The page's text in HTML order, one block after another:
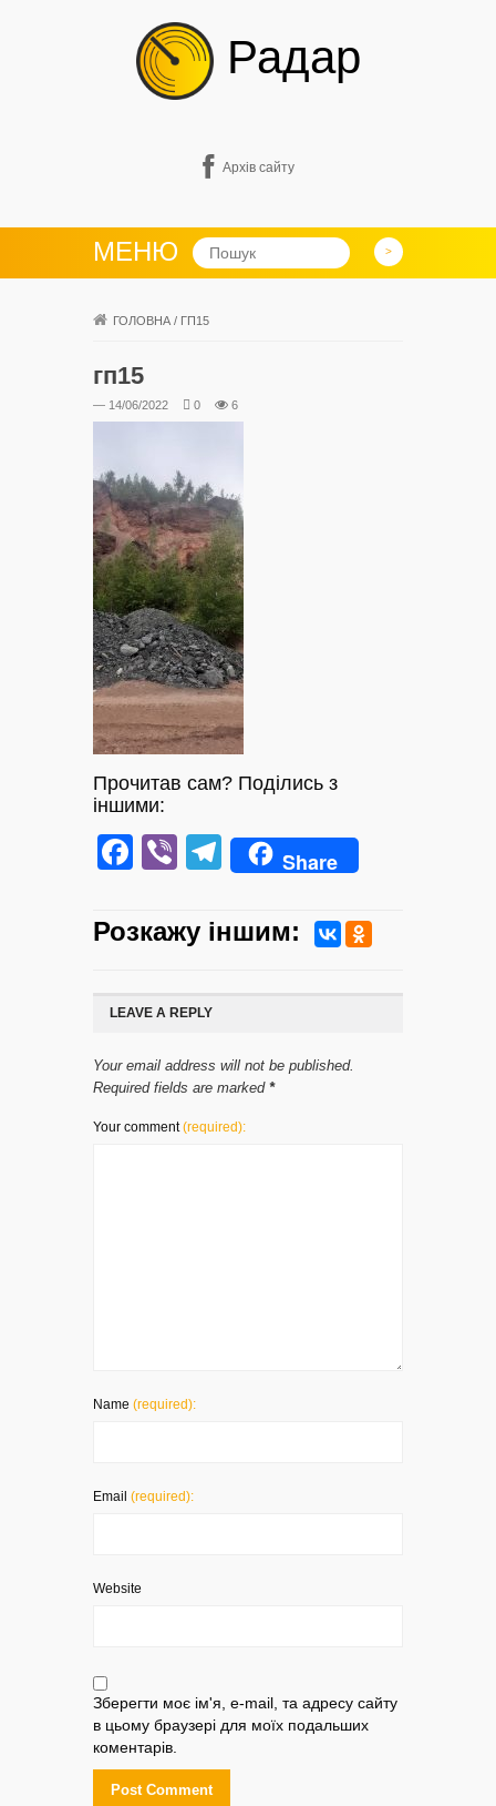
Радар
Архів сайту
МЕНЮ
ГОЛОВНА / ГП15
гп15
— 14/06/2022 0 6
Прочитав сам? Поділись з
іншими:
Facebook
ViberTelegram
Share
Розкажу iншим:
LEAVE A REPLY
Your email address will not be published.
Required fields are marked *
Your comment(required):
Name (required):
Email (required):
Website
Зберегти моє ім'я, e-mail, та адресу сайту
в цьому браузері для моїх подальших
коментарів.